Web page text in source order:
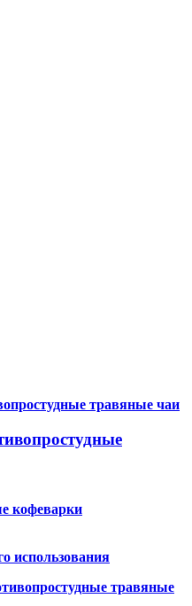
кофеварки
использования
травяные